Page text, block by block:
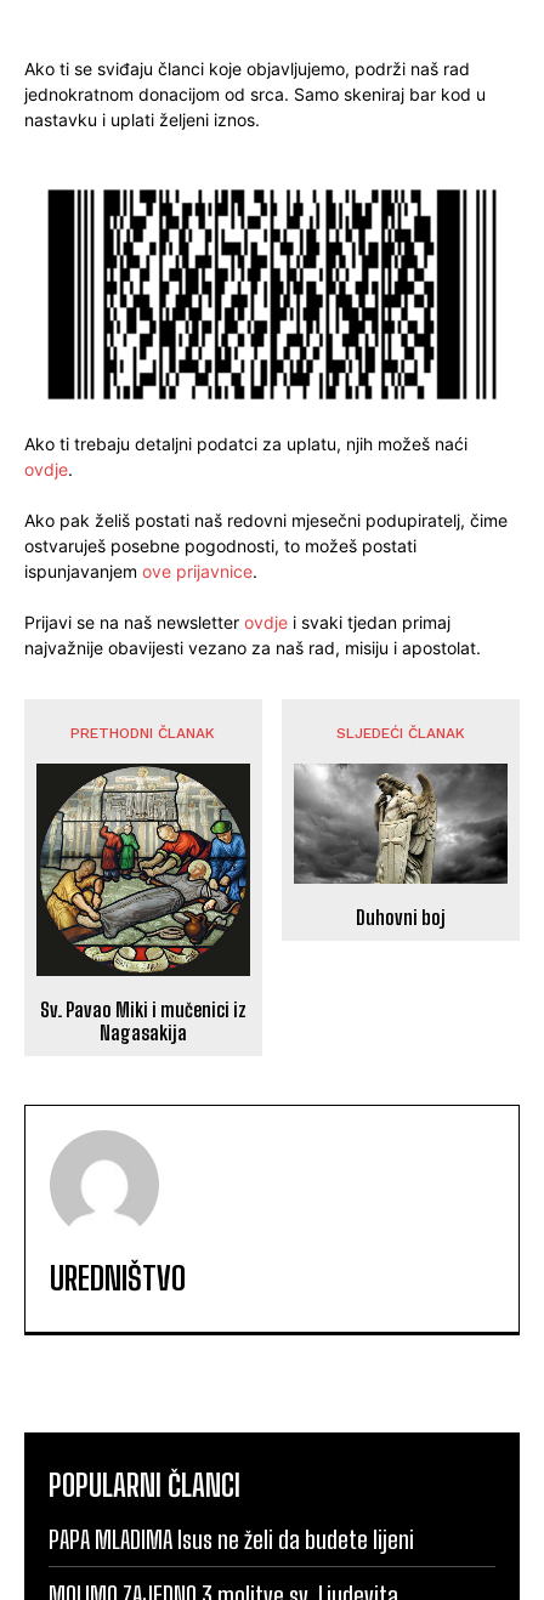
Ako ti se sviđaju članci koje objavljujemo, podrži naš rad
jednokratnom donacijom od srca. Samo skeniraj bar kod u
nastavku i uplati željeni iznos.
Ako ti trebaju detaljni podatci za uplatu, njih možeš naći
ovdje.
Ako pak želiš postati naš redovni mjesečni podupiratelj, čime
ostvaruješ posebne pogodnosti, to možeš postati
ispunjavanjem ove prijavnice.
Prijavi se na naš newsletter ovdje i svaki tjedan primaj
najvažnije obavijesti vezano za naš rad, misiju i apostolat.
PRETHODNI ČLANAK
Sv. Pavao Miki i mučenici iz
Nagasakija
SLJEDEĆI ČLANAK
Duhovni boj
UREDNIŠTVO
POPULARNI ČLANCI
PAPA MLADIMA Isus ne želi da budete lijeni